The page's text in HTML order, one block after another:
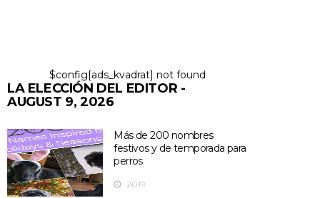
$config[ads_kvadrat] not found
LA ELECCIÓN DEL EDITOR -
AUGUST 9, 2026
Más de 200 nombres
festivos y de temporada para
perros
2019